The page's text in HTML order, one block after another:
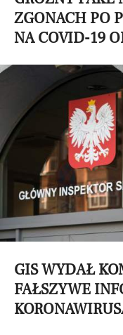
ZGONACH PO
NA COVID-19
GIS WYDAŁ
FAŁSZYWE